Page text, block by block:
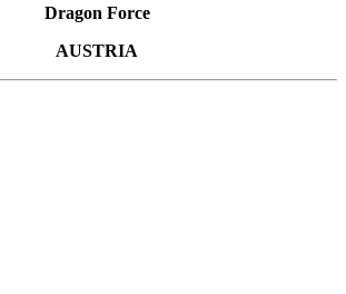
Dragon Force
AUSTRIA